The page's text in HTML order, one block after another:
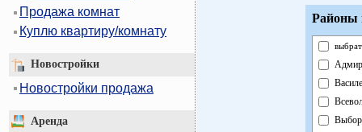
Продажа комнат
Куплю квартиру/комнату
Новостройки
Новостройки продажа
Аренда
Районы